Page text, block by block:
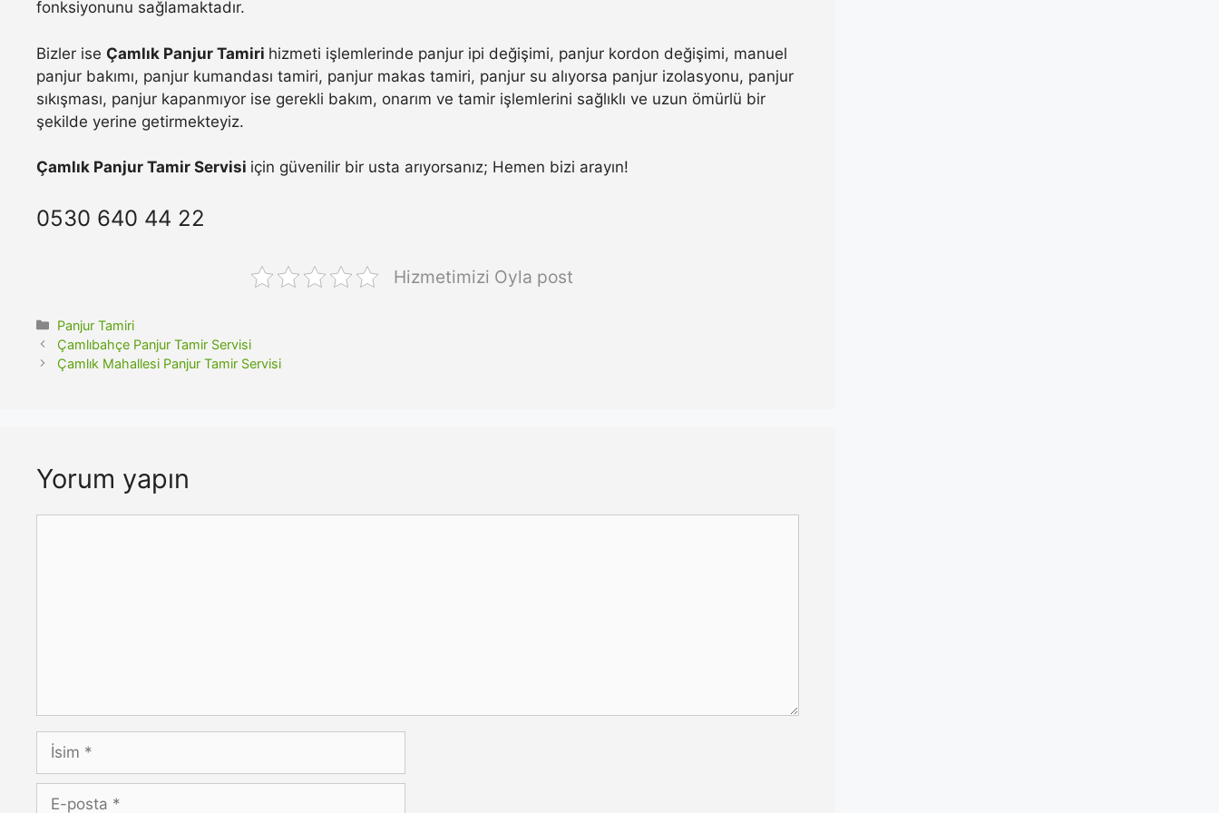
fonksiyonunu sağlamaktadır.
Bizler ise Çamlık Panjur Tamiri hizmeti işlemlerinde panjur ipi değişimi, panjur kordon değişimi, manuel
panjur bakımı, panjur kumandası tamiri, panjur makas tamiri, panjur su alıyorsa panjur izolasyonu, panjur
sıkışması, panjur kapanmıyor ise gerekli bakım, onarım ve tamir işlemlerini sağlıklı ve uzun ömürlü bir
şekilde yerine getirmekteyiz.
Çamlık Panjur Tamir Servisi için güvenilir bir usta arıyorsanız; Hemen bizi arayın!
0530 640 44 22
Hizmetimizi Oyla post
Kategoriler
Panjur Tamiri
Çamlıbahçe Panjur Tamir Servisi
Çamlık Mahallesi Panjur Tamir Servisi
Yorum yapın
İsim